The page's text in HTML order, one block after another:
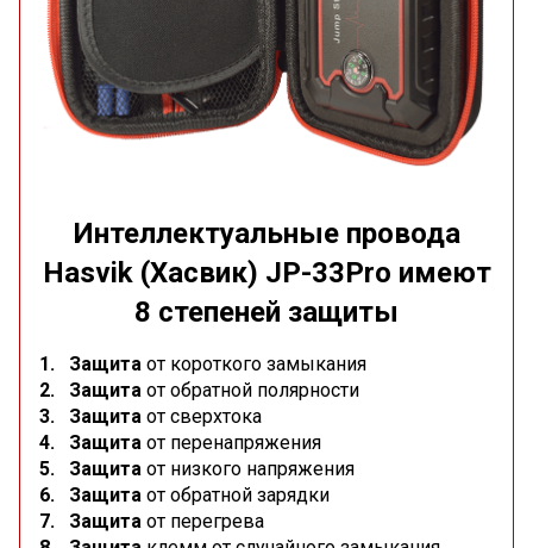
Интеллектуальные провода
Hasvik (Хасвик) JP-33Pro имеют
8 степеней защиты
1. Защита от короткого замыкания
2. Защита от обратной полярности
3. Защита от сверхтока
4. Защита от перенапряжения
5. Защита от низкого напряжения
6. Защита от обратной зарядки
7. Защита от перегрева